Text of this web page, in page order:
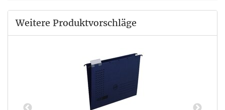
Weitere Produktvorschläge